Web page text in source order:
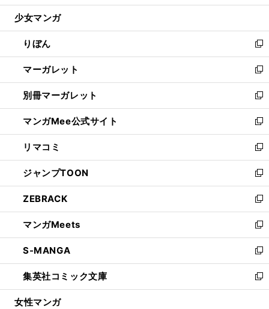
開
ウ
開
く
ン
ウ
で
開
く
ウ
ン
ド
ウ
で
開
く
し
ウ
ィ
ン
ド
ウ
で
開
く
少女マンガ
りぼん
新
し
い
ウ
ィ
ン
ド
ウ
で
開
く
マーガレット
新
し
い
ウ
ィ
ン
ド
ウ
で
開
く
別冊マーガレット
新
し
い
ウ
ィ
ン
ド
ウ
で
開
く
マンガMee公式サイト
新
し
い
ウ
ィ
ン
ド
ウ
で
開
く
リマコミ
新
し
い
ウ
ィ
ン
ド
ウ
で
開
く
ジャンプTOON
新
し
い
ウ
ィ
ン
ド
ウ
で
開
ZEBRACK
新
し
い
ウ
ィ
ン
ド
ウ
マンガMeets
新
し
い
ウ
ィ
ン
S-MANGA
新
し
い
ウ
集英社コミック文庫
新
し
女性マンガ